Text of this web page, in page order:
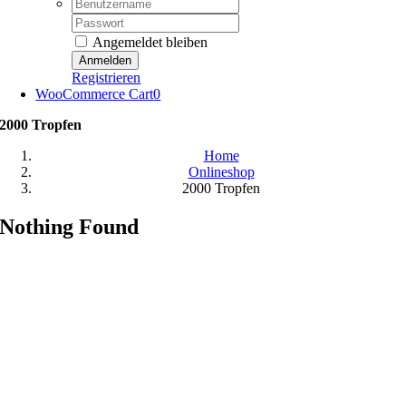
Password:
Angemeldet bleiben
Registrieren
WooCommerce Cart0
2000 Tropfen
Home
Onlineshop
2000 Tropfen
Nothing Found